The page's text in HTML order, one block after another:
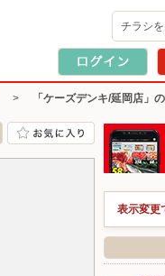
チラシ
> 「ケーズデンキ/延岡店」
表示変更